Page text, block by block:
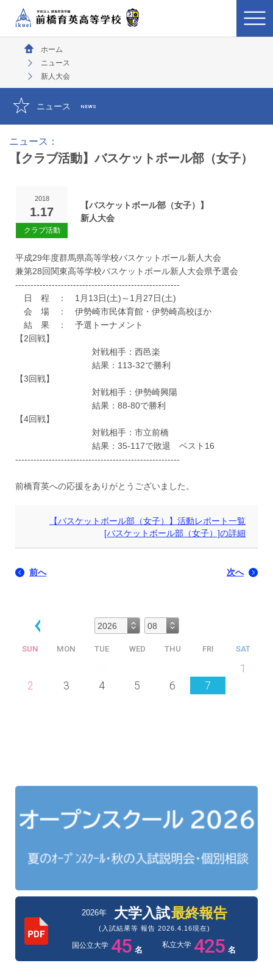
ホーム
ニュース
新人大会
ニュース NEWS
ニュース：
【クラブ活動】バスケットボール部（女子）
2018
1.17
【バスケットボール部（女子）】
新人大会
平成29年度群馬県高等学校バスケットボール新人大会
兼第28回関東高等学校バスケットボール新人大会県予選会
------------------------------------------------------
日 程 ： 1月13日(土)～1月27日(土)
会 場 ： 伊勢崎市民体育館・伊勢崎高校ほか
結 果 ： 予選トーナメント
【2回戦】
対戦相手：西邑楽
結果：113-32で勝利
【3回戦】
対戦相手：伊勢崎興陽
結果：88-80で勝利
【4回戦】
対戦相手：市立前橋
結果：35-117で敗退 ベスト16
------------------------------------------------------
前橋育英への応援をありがとうございました。
【バスケットボール部（女子）】活動レポート一覧
[バスケットボール部（女子）]の詳細
前へ 次へ
SUN MON TUE WED THU FRI SAT
1
2
3 4 5 6 7
2026年 大学入試最終報告
(入試結果等 報告 2026.4.16現在)
国公立大学 45 名
私立大学 425 名